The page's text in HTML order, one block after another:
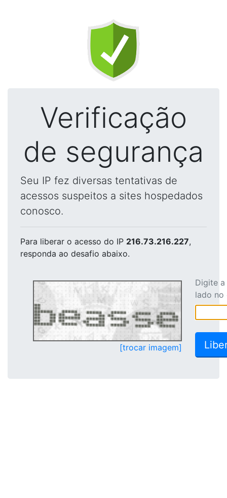
Verificação
de segurança
Seu IP fez diversas tentativas de
acessos suspeitos a sites hospedados
conosco.
Para liberar o acesso do IP 216.73.216.227,
responda ao desafio abaixo.
[trocar imagem]
Digite
lado no